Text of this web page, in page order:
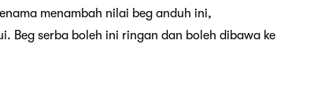
menambah nilai beg anduh ini,
Beg serba boleh ini ringan dan boleh dibawa ke